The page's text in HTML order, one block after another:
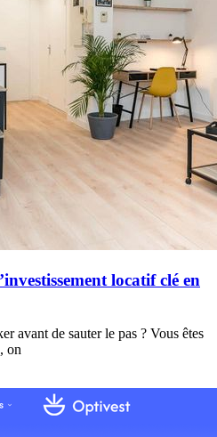
locatif clé en
avant de sauter le pas ? Vous êtes
on